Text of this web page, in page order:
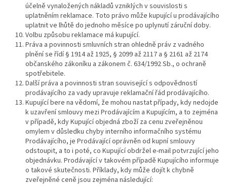
účelně vynaložených nákladů vzniklých v souvislosti s
uplatněním reklamace. Toto právo může kupující u prodávajícího
uplatnit ve lhůtě do jednoho měsíce po uplynutí záruční doby.
Volbu způsobu reklamace má kupující.
Práva a povinnosti smluvních stran ohledně práv z vadného
plnění se řídí § 1914 až 1925, § 2099 až 2117 a § 2161 až 2174
občanského zákoníku a zákonem č. 634/1992 Sb., o ochraně
spotřebitele.
Další práva a povinnosti stran související s odpovědností
prodávajícího za vady upravuje reklamační řád prodávajícího.
Kupující bere na vědomí, že mohou nastat případy, kdy nedojde
k uzavření smlouvy mezi Prodávajícím a Kupujícím, a to zejména
v případě, kdy Kupující objedná zboží za cenu zveřejněnou
omylem v důsledku chyby interního informačního systému
Prodávajícího, je Prodávající oprávněn od kupní smlouvy
odstoupit, a to i poté, co Kupující obdržel e-mail potvrzující jeho
objednávku. Prodávající v takovém případě Kupujícího informuje
o takové skutečnosti. Příklady, kdy může dojít k chybně
zveřejněné ceně jsou zejména následující: